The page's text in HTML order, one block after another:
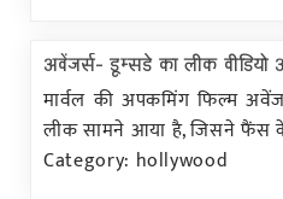
अवेंजर्स- डूम्सडे का लीक वीडियो
मार्वल की अपकमिंग फिल्म
लीक सामने आया है, जिसने फैंस
Category: hollywood